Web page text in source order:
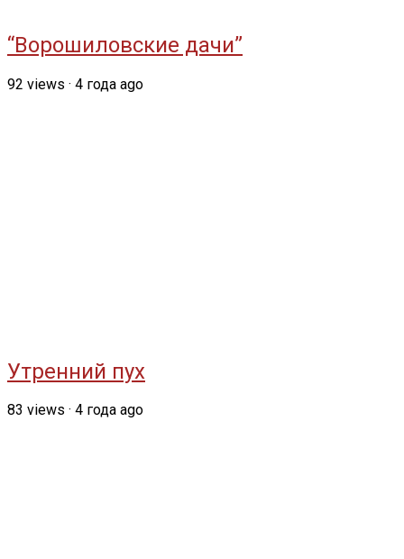
“Ворошиловские дачи”
92 views · 4 года ago
Утренний пух
83 views · 4 года ago